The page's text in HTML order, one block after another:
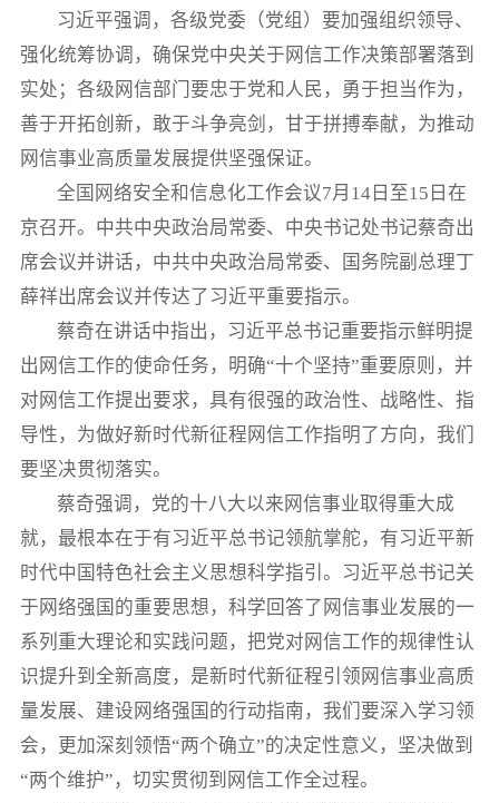
习近平强调，各级党委（党组）要加强组织领导、
强化统筹协调，确保党中央关于网信工作决策部署落到
实处；各级网信部门要忠于党和人民，勇于担当作为，
善于开拓创新，敢于斗争亮剑，甘于拼搏奉献，为推动
网信事业高质量发展提供坚强保证。
全国网络安全和信息化工作会议7月14日至15日在
京召开。中共中央政治局常委、中央书记处书记蔡奇出
席会议并讲话，中共中央政治局常委、国务院副总理丁
薛祥出席会议并传达了习近平重要指示。
蔡奇在讲话中指出，习近平总书记重要指示鲜明提
出网信工作的使命任务，明确“十个坚持”重要原则，并
对网信工作提出要求，具有很强的政治性、战略性、指
导性，为做好新时代新征程网信工作指明了方向，我们
要坚决贯彻落实。
蔡奇强调，党的十八大以来网信事业取得重大成
就，最根本在于有习近平总书记领航掌舵，有习近平新
时代中国特色社会主义思想科学指引。习近平总书记关
于网络强国的重要思想，科学回答了网信事业发展的一
系列重大理论和实践问题，把党对网信工作的规律性认
识提升到全新高度，是新时代新征程引领网信事业高质
量发展、建设网络强国的行动指南，我们要深入学习领
会，更加深刻领悟“两个确立”的决定性意义，坚决做到
“两个维护”，切实贯彻到网信工作全过程。